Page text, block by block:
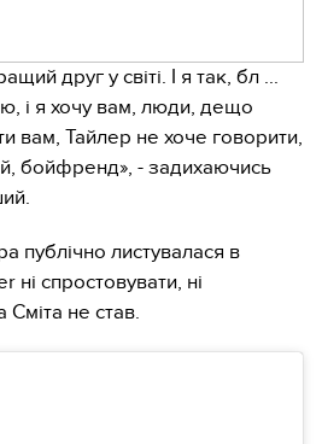
друг у світі. І я так, бл ...
і я хочу вам, люди, дещо
вам, Тайлер не хоче говорити,
бойфренд», - задихаючись
публічно листувалася в
спростовувати, ні
Сміта не став.